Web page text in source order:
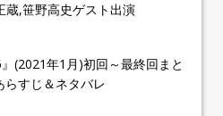
蔵,笹野高史ゲスト出演
』(2021年1月)初回～最終回まと
らすじ＆ネタバレ